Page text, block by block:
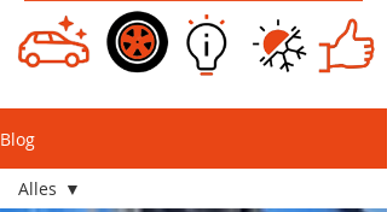
Blog
Alles